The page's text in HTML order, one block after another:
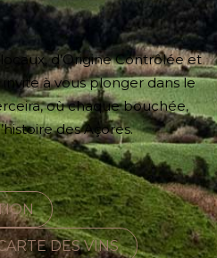
d’Origine Contrôlée et
invite à vous plonger dans le
où chaque bouchée,
des Açores.
DES VINS